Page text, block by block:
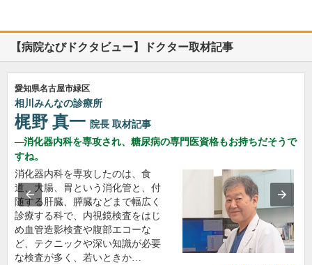
【病院なびドクタビュー】ドクター取材記事
愛知県名古屋市緑区
相川みんなの診療所
梶野 真一 院長 取材記事
消化器内科を専攻され、糖尿病の専門医資格もお持ちだそうで
すね。
消化器内科を専攻したのは、食
道、大腸、胃という消化管と、付
随する肝臓、膵臓などまで幅広く
診療する科で、内視鏡検査をはじ
め血管造影検査や腹部エコーな
ど、テクニックや深い知識が必要
な検査が多く、若いときか…